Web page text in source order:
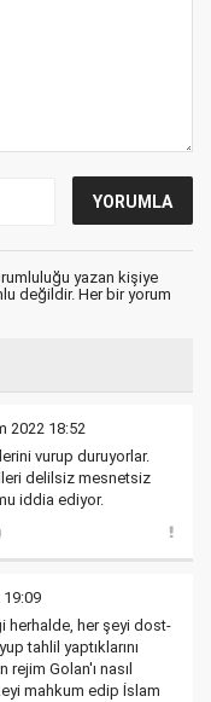
yazan kişiye
değildir. Her bir yorum
2022 18:52
vurup duruyorlar.
delilsiz mesnetsiz
iddia ediyor.
19:09
herhalde, her şeyi dost-
tahlil yaptıklarını
rejim Golan'ı nasıl
mahkum edip İslam